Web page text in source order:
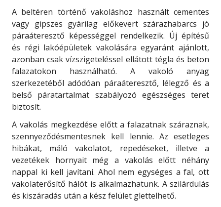
A beltéren történő vakoláshoz használt cementes
vagy gipszes gyárilag előkevert szárazhabarcs jó
páraáteresztő képességgel rendelkezik. Új építésű
és régi lakóépületek vakolására egyaránt ajánlott,
azonban csak vízszigeteléssel ellátott tégla és beton
falazatokon használható. A vakoló anyag
szerkezetéből adódóan páraáteresztő, lélegző és a
belső páratartalmat szabályozó egészséges teret
biztosít.
A vakolás megkezdése előtt a falazatnak száraznak,
szennyeződésmentesnek kell lennie. Az esetleges
hibákat, máló vakolatot, repedéseket, illetve a
vezetékek hornyait még a vakolás előtt néhány
nappal ki kell javítani. Ahol nem egységes a fal, ott
vakolaterősítő hálót is alkalmazhatunk. A szilárdulás
és kiszáradás után a kész felület glettelhető.